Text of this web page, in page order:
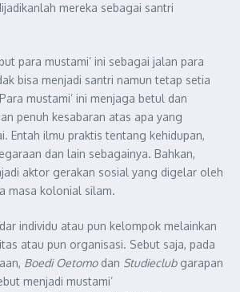
mereka sebagai santri
para mustami’ ini sebagai jalan para
bisa menjadi santri namun tetap setia
mustami’ ini menjaga betul dan
penuh kesabaran atas apa yang
Entah ilmu praktis tentang kehidupan,
dan lain sebagainya. Bahkan,
aktor gerakan sosial yang digelar oleh
masa kolonial silam.
individu atau pun kelompok melainkan
atau pun organisasi. Sebut saja, pada
Boedi Oetomodan Studieclubgarapan
menjadi mustami’